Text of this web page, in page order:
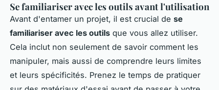
Se familiariser avec les outils avant l'utilisation
Avant d'entamer un projet, il est crucial de se
familiariser avec les outils que vous allez utiliser.
Cela inclut non seulement de savoir comment les
manipuler, mais aussi de comprendre leurs limites
et leurs spécificités. Prenez le temps de pratiquer